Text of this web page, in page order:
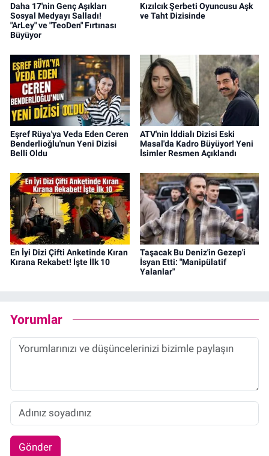
Daha 17'nin Genç Aşıkları
Sosyal Medyayı Salladı!
"ArLey" ve "TeoDen" Fırtınası
Büyüyor
Kızılcık Şerbeti Oyuncusu Aşk
ve Taht Dizisinde
Eşref Rüya'ya Veda Eden Ceren
Benderlioğlu'nun Yeni Dizisi
Belli Oldu
ATV'nin İddialı Dizisi Eski
Masal'da Kadro Büyüyor! Yeni
İsimler Resmen Açıklandı
En İyi Dizi Çifti Anketinde Kıran
Kırana Rekabet! İşte İlk 10
Taşacak Bu Deniz'in Gezep'i
İsyan Etti: "Manipülatif
Yalanlar"
Yorumlar
Gönder